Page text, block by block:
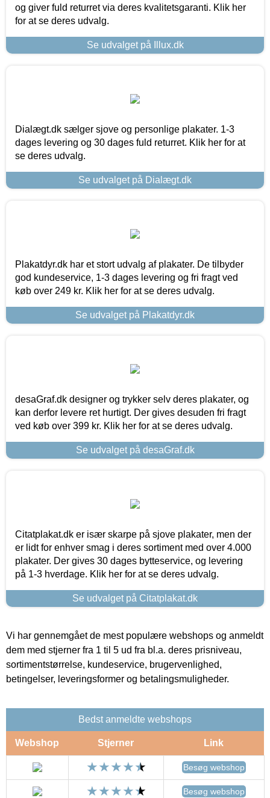
og giver fuld returret via deres kvalitetsgaranti. Klik her
for at se deres udvalg.
Se udvalget på Illux.dk
Dialægt.dk sælger sjove og personlige plakater. 1-3
dages levering og 30 dages fuld returret. Klik her for at
se deres udvalg.
Se udvalget på Dialægt.dk
Plakatdyr.dk har et stort udvalg af plakater. De tilbyder
god kundeservice, 1-3 dages levering og fri fragt ved
køb over 249 kr. Klik her for at se deres udvalg.
Se udvalget på Plakatdyr.dk
desaGraf.dk designer og trykker selv deres plakater, og
kan derfor levere ret hurtigt. Der gives desuden fri fragt
ved køb over 399 kr. Klik her for at se deres udvalg.
Se udvalget på desaGraf.dk
Citatplakat.dk er især skarpe på sjove plakater, men der
er lidt for enhver smag i deres sortiment med over 4.000
plakater. Der gives 30 dages bytteservice, og levering
på 1-3 hverdage. Klik her for at se deres udvalg.
Se udvalget på Citatplakat.dk
Vi har gennemgået de mest populære webshops og anmeldt
dem med stjerner fra 1 til 5 ud fra bl.a. deres prisniveau,
sortimentstørrelse, kundeservice, brugervenlighed,
betingelser, leveringsformer og betalingsmuligheder.
Bedst anmeldte webshops
Webshop Stjerner Link
Besøg webshop
Besøg webshop